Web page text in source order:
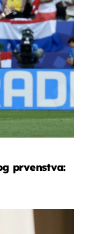
prvenstva: